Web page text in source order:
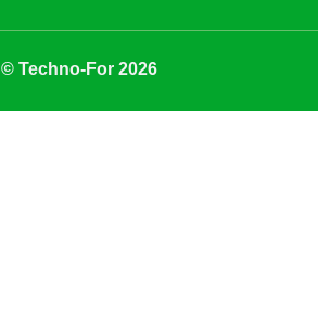
© Techno-For 2026